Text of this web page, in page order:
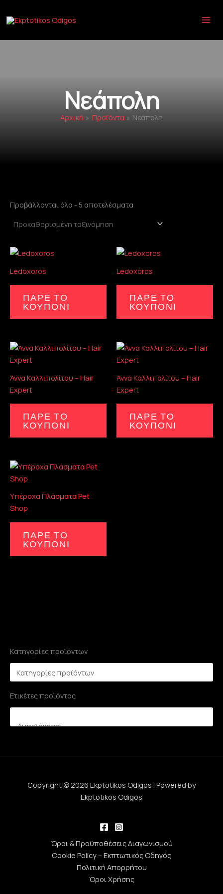
στο
Νεάπολη
Αρχική Προϊόντα Νεάπολη
Κατηγορίες προϊόντων
Ετικέτες προϊόντος
Προβάλλονται όλα - 5 αποτελέσματα
Ledοxoros
ΠΑΡΕ ΤΟ
ΚΟΥΠΟΝΙ
Ledοxoros
ΠΑΡΕ ΤΟ
ΚΟΥΠΟΝΙ
Άννα Καλλιπολίτου – Hair
Expert
ΠΑΡΕ ΤΟ
ΚΟΥΠΟΝΙ
Άννα Καλλιπολίτου – Hair
Expert
ΠΑΡΕ ΤΟ
ΚΟΥΠΟΝΙ
Υπέροχα Πλάσματα Pet
Shop
ΠΑΡΕ ΤΟ
ΚΟΥΠΟΝΙ
Copyright © 2026 Ekptotikos Odigos | Powered by
Ekptotikos Odigos
Όροι & Προϋποθέσεις Διαγωνισμού
Cookie Policy – Εκπτωτικός Οδηγός
Πολιτική Απορρήτου
Όροι Χρήσης